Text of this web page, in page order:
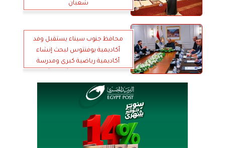
شعبان
محافظ جنوب سيناء يستقبل وفد
أكاديمية يوفنتوس لبحث إنشاء
أكاديمية رياضية كبرى ومدرسة